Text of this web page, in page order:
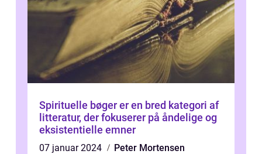
Spirituelle bøger er en bred kategori af
litteratur, der fokuserer på åndelige og
eksistentielle emner
07 januar 2024
Peter Mortensen